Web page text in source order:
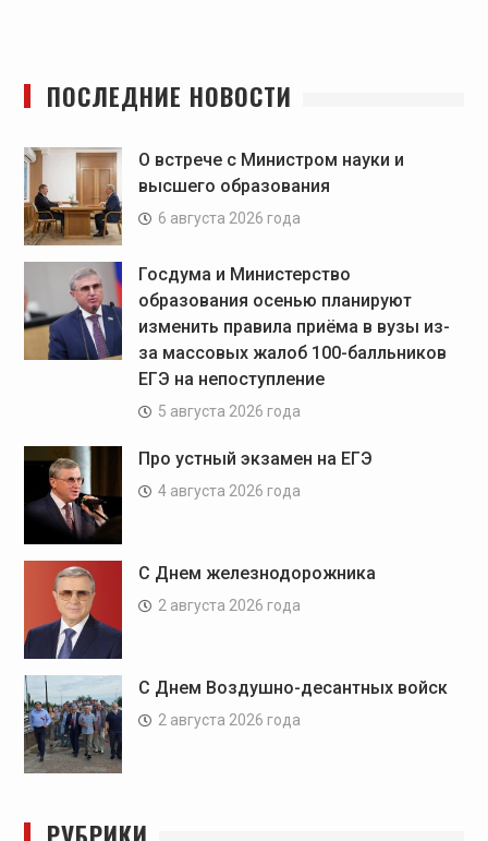
ПОСЛЕДНИЕ НОВОСТИ
О встрече с Министром науки и
высшего образования
6 августа 2026 года
Госдума и Министерство
образования осенью планируют
изменить правила приёма в вузы из-
за массовых жалоб 100-балльников
ЕГЭ на непоступление
5 августа 2026 года
Про устный экзамен на ЕГЭ
4 августа 2026 года
С Днем железнодорожника
2 августа 2026 года
С Днем Воздушно-десантных войск
2 августа 2026 года
РУБРИКИ